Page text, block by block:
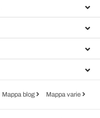
Mappa blog Mappa varie